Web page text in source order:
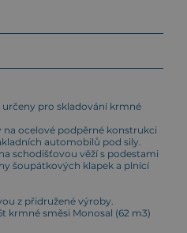
určeny pro skladování krmné
ocelové podpěrné konstrukci
automobilů pod sily.
schodišťovou věží s podestami
šoupátkových klapek a plnící
z přidružené výroby.
krmné směsi Monosal (62 m3)